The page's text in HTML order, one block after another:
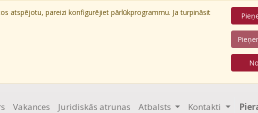
atspējotu, pareizi konfigurējiet pārlūkprogrammu. Ja turpināsit
Vakances Juridiskās atrunas Atbalsts Kontakti